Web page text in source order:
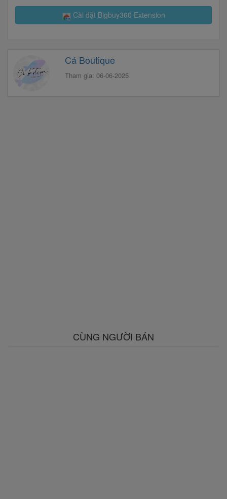
Cài đặt Bigbuy360 Extension
Cá Boutique
Tham gia: 06-06-2025
CÙNG NGƯỜI BÁN